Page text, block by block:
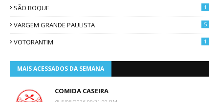
SÃO ROQUE 1
VARGEM GRANDE PAULISTA 5
VOTORANTIM 1
MAIS ACESSADOS DA SEMANA
COMIDA CASEIRA